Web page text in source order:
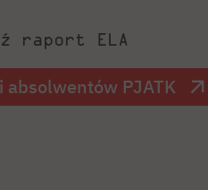
raport ELA
absolwentów PJATK